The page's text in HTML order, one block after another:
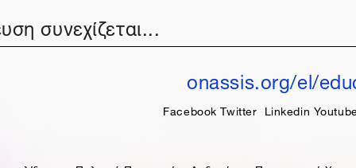
συνεχίζεται...
onassis.org/el/
Facebook Twitter Linkedin